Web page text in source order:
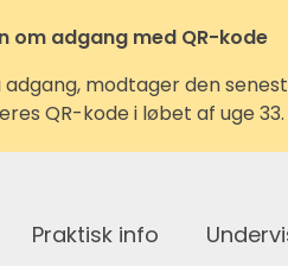
om adgang med QR-kode
modtager den
QR-kode i løbet af uge 33.
Praktisk info